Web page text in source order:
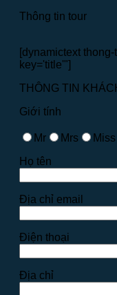
Thông tin tour
[dynamictext
key='title'"]
THÔNG TIN
Giới tính
Mr Mrs
Miss
Họ tên
Địa chỉ email
Điện thoại
Địa chỉ